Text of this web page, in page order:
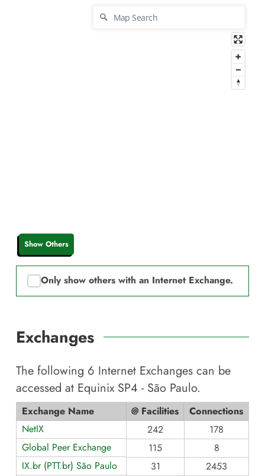
Show Others
Only show others with an Internet Exchange.
Exchanges
The following 6 Internet Exchanges can be
accessed at Equinix SP4 - São Paulo.
Exchange Name @ Facilities
Connections
NetIX
242
178
Global Peer Exchange
115
8
IX.br (PTT.br) São Paulo
31
2453